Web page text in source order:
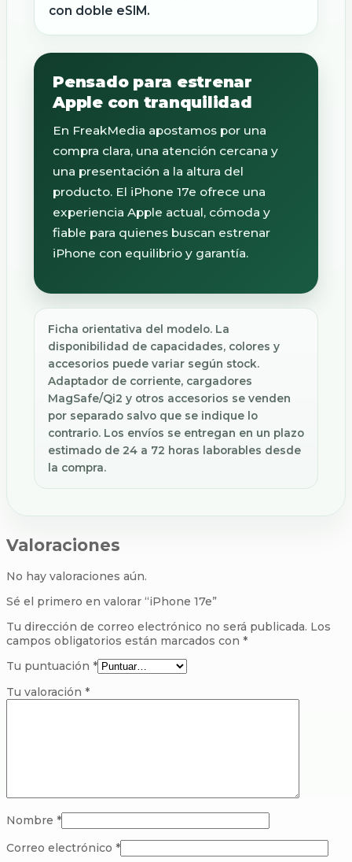
con doble eSIM.
Pensado para estrenar
Apple con tranquilidad
En FreakMedia apostamos por una
compra clara, una atención cercana y
una presentación a la altura del
producto. El iPhone 17e ofrece una
experiencia Apple actual, cómoda y
fiable para quienes buscan estrenar
iPhone con equilibrio y garantía.
Ficha orientativa del modelo. La
disponibilidad de capacidades, colores y
accesorios puede variar según stock.
Adaptador de corriente, cargadores
MagSafe/Qi2 y otros accesorios se venden
por separado salvo que se indique lo
contrario. Los envíos se entregan en un plazo
estimado de 24 a 72 horas laborables desde
la compra.
Valoraciones
No hay valoraciones aún.
Sé el primero en valorar “iPhone 17e”
Tu dirección de correo electrónico no será publicada. Los
campos obligatorios están marcados con *
Tu puntuación *
Tu valoración *
Nombre *
Correo electrónico *